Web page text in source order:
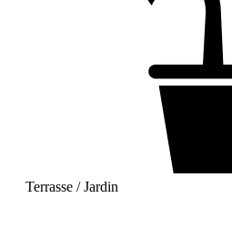
Terrasse / Jardin